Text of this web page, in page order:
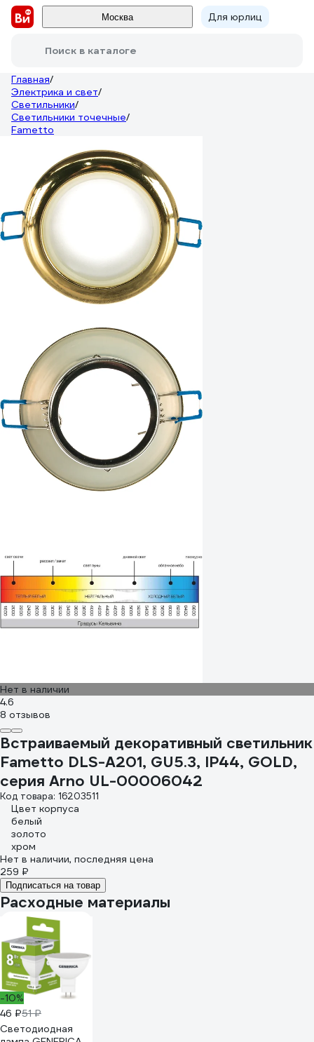
Москва Для юрлиц
Поиск в каталоге
Главная/
Электрика и свет/
Светильники/
Светильники точечные/
Fametto
Нет в наличии
4.6
8 отзывов
Встраиваемый декоративный светильник
Fametto DLS-A201, GU5.3, IP44, GOLD,
серия Arno UL-00006042
Код товара: 16203511
Цвет корпуса
белый
золото
хром
Нет в наличии, последняя цена
259 ₽
Подписаться на товар
Расходные материалы
-10%
46 ₽51 ₽
Светодиодная